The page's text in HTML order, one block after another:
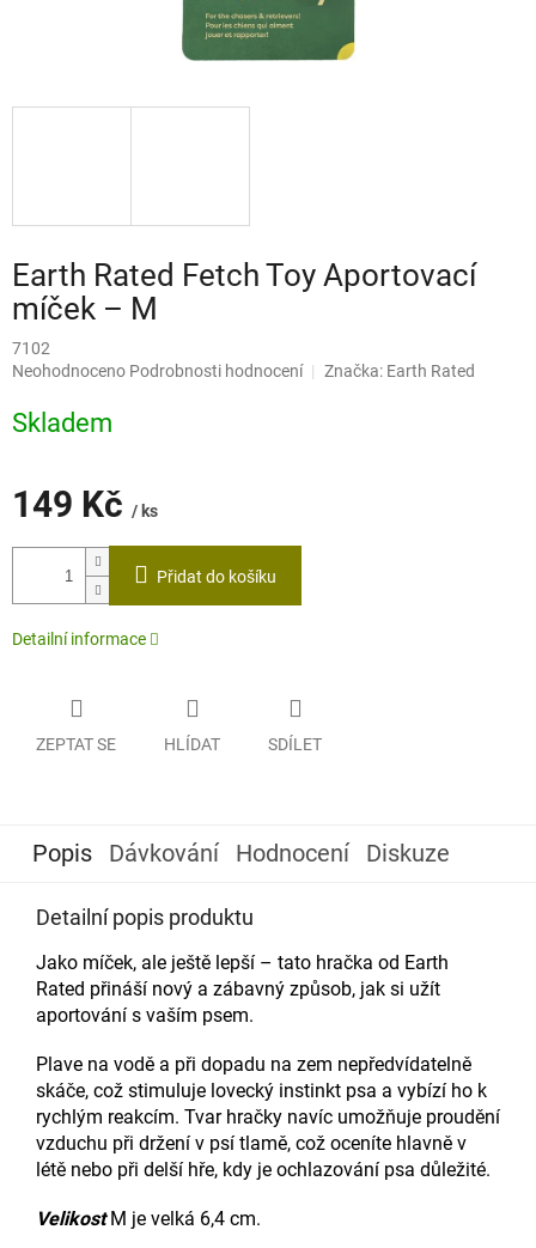
Earth Rated Fetch Toy Aportovací
míček – M
7102
Průměrné
produktu
je
Neohodnoceno Podrobnosti hodnocení Značka: Earth Rated
Skladem
149 Kč / ks
Měrná
Přidat do košíku
Detailní informace
ZEPTAT SE HLÍDAT SDÍLET
Popis Dávkování Hodnocení Diskuze
Detailní popis produktu
Jako míček, ale ještě lepší – tato hračka od Earth
Rated přináší nový a zábavný způsob, jak si užít
aportování s vaším psem.
Plave na vodě a při dopadu na zem nepředvídatelně
skáče, což stimuluje lovecký instinkt psa a vybízí ho k
rychlým reakcím. Tvar hračky navíc umožňuje proudění
vzduchu při držení v psí tlamě, což oceníte hlavně v
létě nebo při delší hře, kdy je ochlazování psa důležité.
VelikostM je velká 6,4 cm.